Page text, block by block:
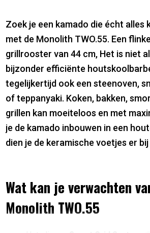
Zoek je een kamado die écht alles
met de Monolith TWO.55. Een
grillrooster van 44 cm, Het is niet
bijzonder efficiënte
tegelijkertijd ook een steenoven,
of teppanyaki. Koken, bakken,
grillen kan moeiteloos en met
je de kamado inbouwen in een
dien je de keramische voetjes er
Wat kan je verwachten
Monolith TWO.55